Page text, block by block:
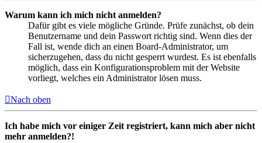
Warum kann ich mich nicht anmelden?
Dafür gibt es viele mögliche Gründe. Prüfe zunächst, ob dein
Benutzername und dein Passwort richtig sind. Wenn dies der
Fall ist, wende dich an einen Board-Administrator, um
sicherzugehen, dass du nicht gesperrt wurdest. Es ist ebenfalls
möglich, dass ein Konfigurationsproblem mit der Website
vorliegt, welches ein Administrator lösen muss.
Nach oben
Ich habe mich vor einiger Zeit registriert, kann mich aber nicht
mehr anmelden?!